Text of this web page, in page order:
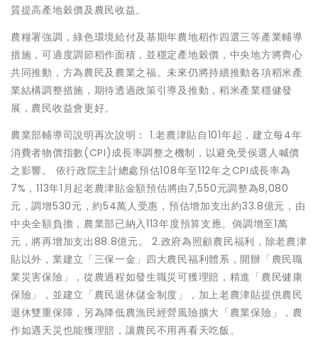
質提高產地穀價及農民收益。
農糧署強調，綠色環境給付及基期年農地稻作四選三等產業輔導
措施，可適度調節稻作面積，並穩定產地穀價，中央地方將齊心
共同推動，方為農民及農業之福。未來仍將持續推動各項稻米產
業結構調整措施，期待透過政策引導及推動，稻米產業穩健發
展，農民收益會更好。
農業部輔導司說明再次說明： 1.老農津貼自101年起，建立每4年
消費者物價指數(CPI)成長率調整之機制，以避免受侯選人喊價
之影響。 依行政院主計總處預估108年至112年之CPI成長率為
7%，113年1月起老農津貼金額預估將由7,550元調整為8,080
元，調增530元，約54萬人受惠，預估增加支出約33.8億元，由
中央全額負擔，農業部已納入113年度預算支應。倘調增至1萬
元，將再增加支出88.8億元。 2.政府為照顧農民福利，除老農津
貼以外，業建立「三保一金」四大農民福利體系，開辦「農民職
業災害保險」，從農過程如發生職災可獲理賠，精進「農民健康
保險」，並建立「農民退休儲金制度」，加上老農津貼提供農民
退休雙重保障，另為降低農漁民經營風險擴大「農業保險」，農
作如遇天災也能獲理賠，讓農民不用再看天吃飯。